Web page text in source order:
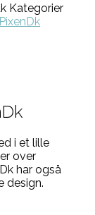
Kategorier
PixenDk
i et lille
over
har også
design.